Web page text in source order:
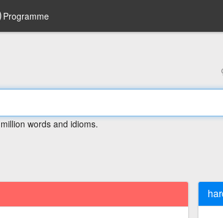
Programme
words and idioms.